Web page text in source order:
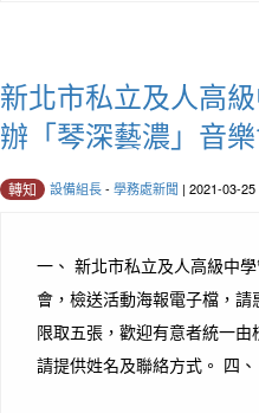
新北市私立及人高
辦「琴深藝濃」音
轉知 設備組長- 學務處新聞 | 2021-03-
一、 新北市私立及人高級中
會，檢送活動海報電子檔，
限取五張，歡迎有意者統一
請提供姓名及聯絡方式。 四